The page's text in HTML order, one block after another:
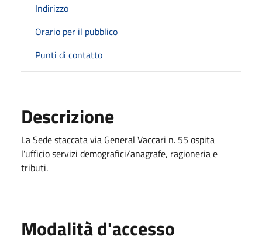
Indirizzo
Orario per il pubblico
Punti di contatto
Descrizione
La Sede staccata via General Vaccari n. 55 ospita
l'ufficio servizi demografici/anagrafe, ragioneria e
tributi.
Modalità d'accesso